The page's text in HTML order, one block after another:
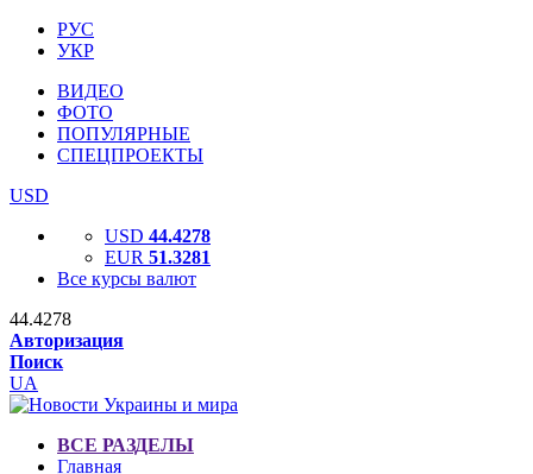
РУС
УКР
ВИДЕО
ФОТО
ПОПУЛЯРНЫЕ
СПЕЦПРОЕКТЫ
USD
USD 44.4278
EUR 51.3281
Все курсы валют
44.4278
Авторизация
Поиск
UA
ВСЕ РАЗДЕЛЫ
Главная